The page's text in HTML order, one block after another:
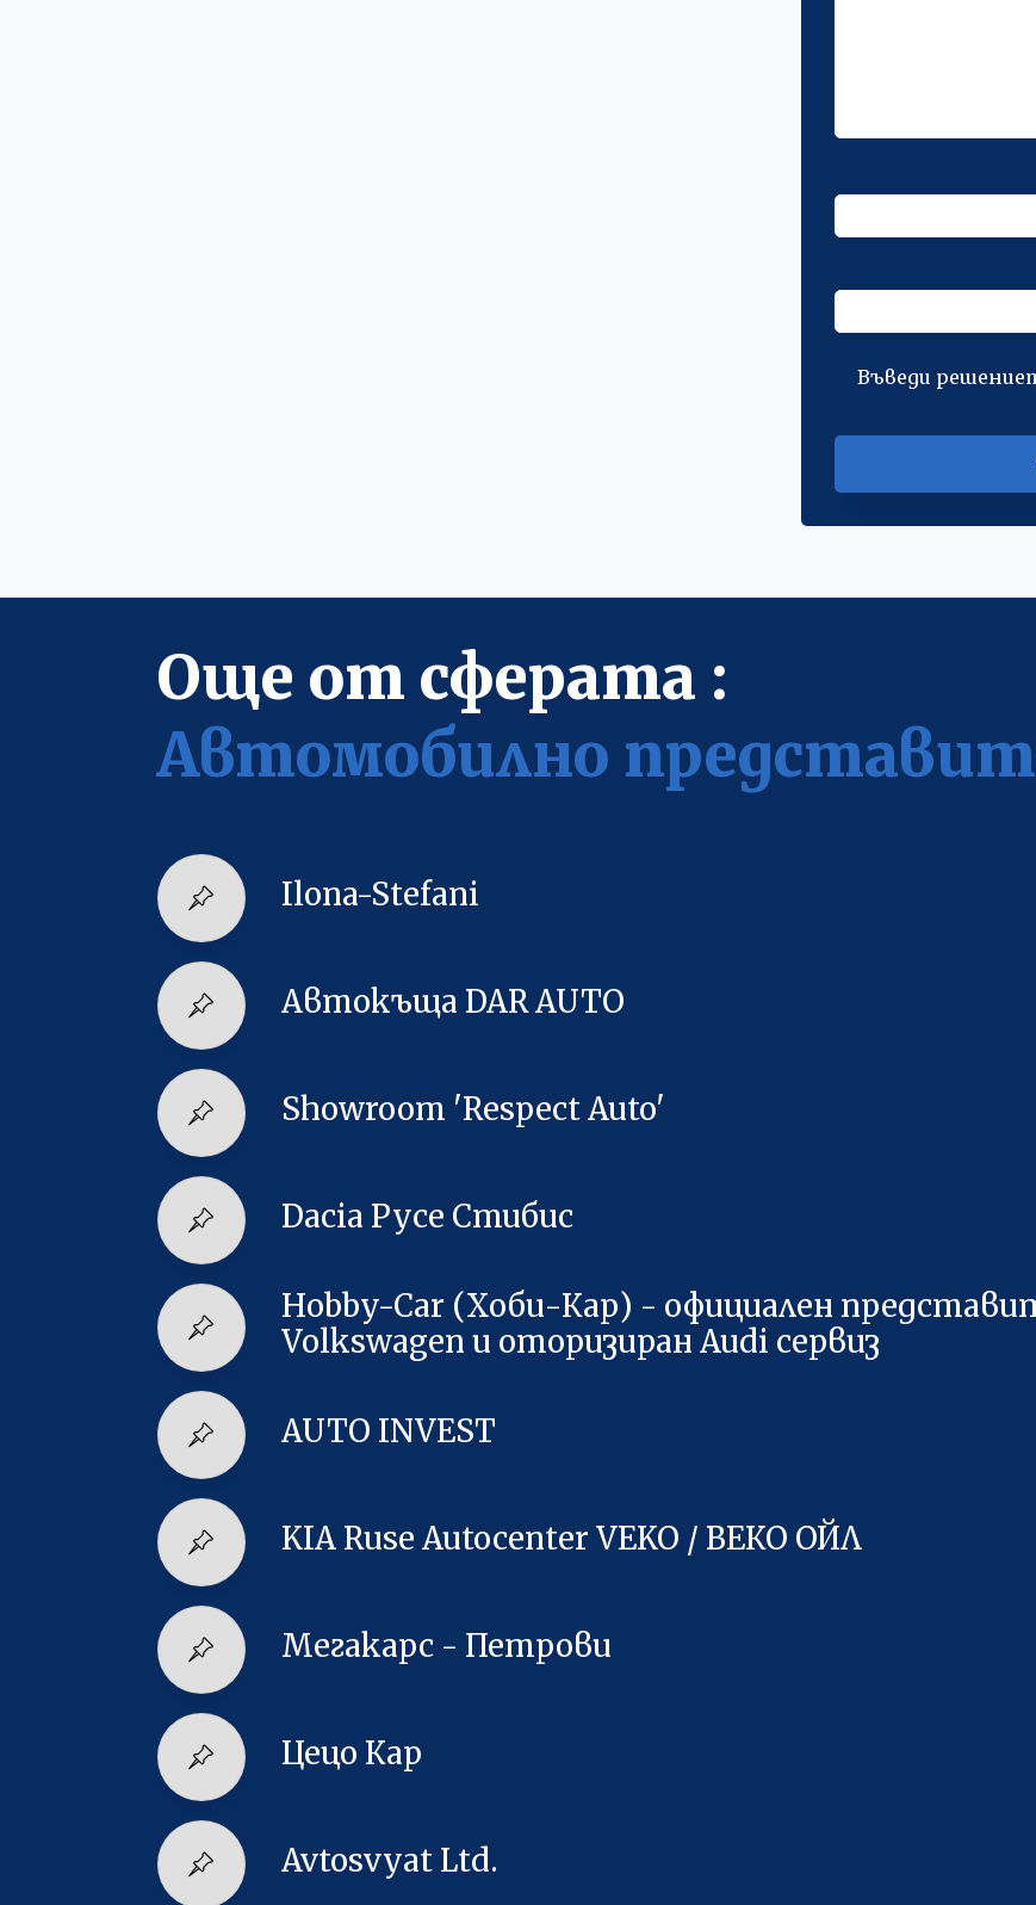
Въведи
Още от сферата :
Автомобилно
Ilona-Stefani
Автокъща DAR AUTO
Showroom 'Respect Auto'
Dacia Русе Стибис
Hobby-Car (Хоби-Кар) - официален
Volkswagen и оторизиран Audi сервиз
AUTO INVEST
KIA Ruse Autocenter VEKO / ВЕКО ОЙЛ
Мегакарс - Петрови
Цецо Кар
Avtosvyat Ltd.